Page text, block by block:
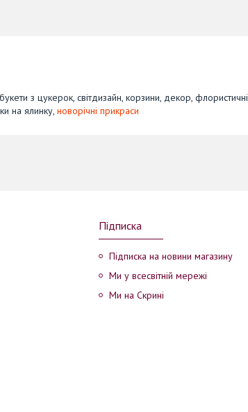
з цукерок, світдизайн, корзини, декор, флористичні
на ялинку, новорічні прикраси
Підписка
Підписка на новини магазину
Ми у всесвітній мережі
Ми на Скрині